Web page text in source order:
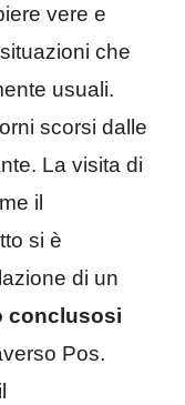
vere e
che
usuali.
scorsi dalle
La visita di
il
si è
di un
conclusosi
Pos.